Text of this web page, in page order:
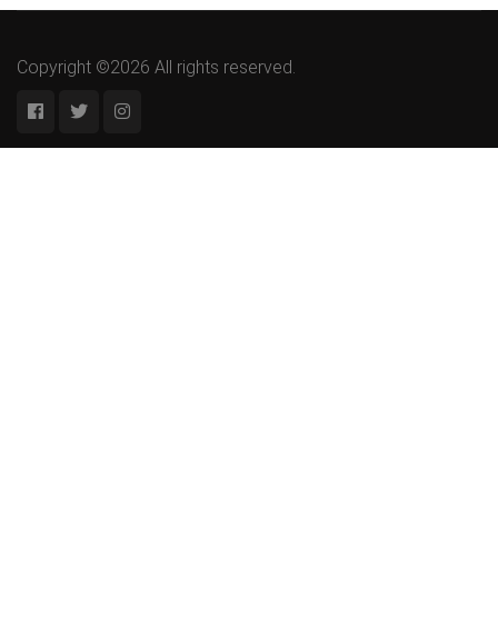
Copyright ©2026 All rights reserved.